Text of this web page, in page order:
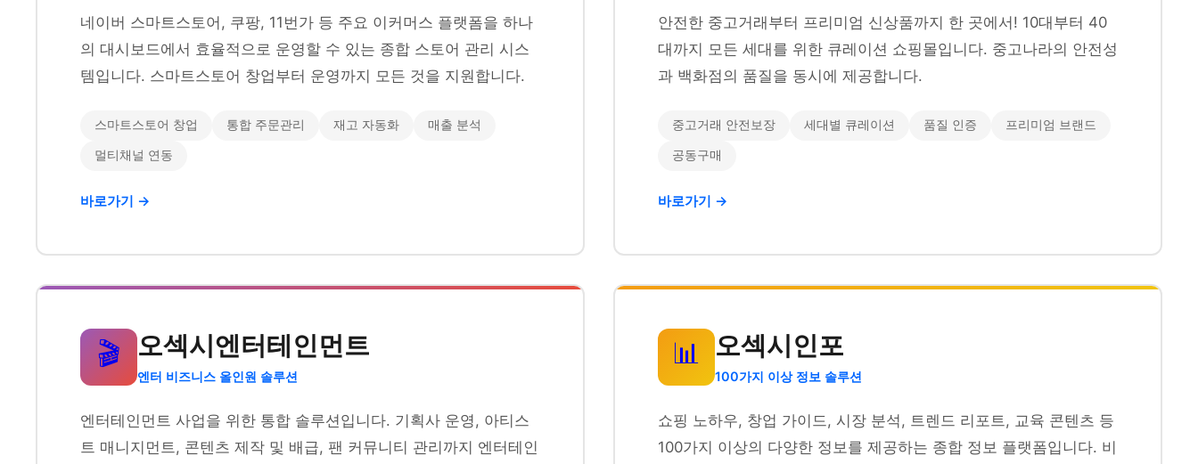
네이버 스마트스토어, 쿠팡, 11번가 등 주요 이커머스 플랫폼을 하나
의 대시보드에서 효율적으로 운영할 수 있는 종합 스토어 관리 시스
템입니다. 스마트스토어 창업부터 운영까지 모든 것을 지원합니다.
스마트스토어 창업 통합 주문관리 재고 자동화 매출 분석
멀티채널 연동
바로가기 →
안전한 중고거래부터 프리미엄 신상품까지 한 곳에서! 10대부터 40
대까지 모든 세대를 위한 큐레이션 쇼핑몰입니다. 중고나라의 안전성
과 백화점의 품질을 동시에 제공합니다.
중고거래 안전보장 세대별 큐레이션 품질 인증 프리미엄 브랜드
공동구매
바로가기 →
🎬 오섹시엔터테인먼트
엔터 비즈니스 올인원 솔루션
엔터테인먼트 사업을 위한 통합 솔루션입니다. 기획사 운영, 아티스
트 매니지먼트, 콘텐츠 제작 및 배급, 팬 커뮤니티 관리까지 엔터테인
📊 오섹시인포
100가지 이상 정보 솔루션
쇼핑 노하우, 창업 가이드, 시장 분석, 트렌드 리포트, 교육 콘텐츠 등
100가지 이상의 다양한 정보를 제공하는 종합 정보 플랫폼입니다. 비